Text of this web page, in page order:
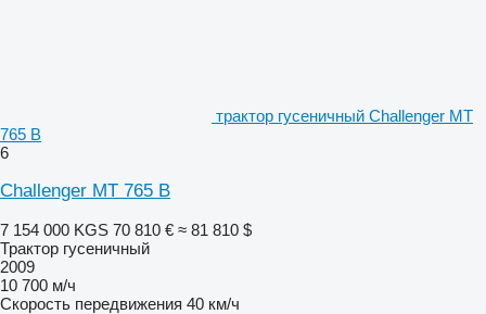
трактор гусеничный Challenger MT
765 B
6
Challenger MT 765 B
7 154 000 KGS 70 810 € ≈ 81 810 $
Трактор гусеничный
2009
10 700 м/ч
Скорость передвижения 40 км/ч